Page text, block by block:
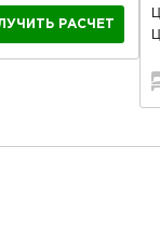
1
РАСЧЕТ